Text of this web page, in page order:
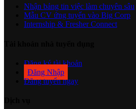
Nhận bảng tin việc làm chuyên sâu
Mẫu CV ứng tuyển vào Big Corp
Internship & Fresher Connect
Đăng ký tài khoản
Đăng Nhập
Đăng tuyển ngay